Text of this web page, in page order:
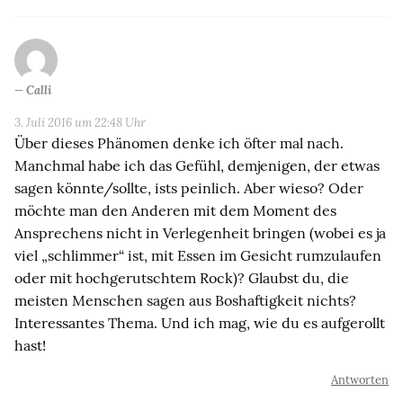
Calli
3. Juli 2016 um 22:48 Uhr
Über dieses Phänomen denke ich öfter mal nach.
Manchmal habe ich das Gefühl, demjenigen, der etwas
sagen könnte/sollte, ists peinlich. Aber wieso? Oder
möchte man den Anderen mit dem Moment des
Ansprechens nicht in Verlegenheit bringen (wobei es ja
viel „schlimmer“ ist, mit Essen im Gesicht rumzulaufen
oder mit hochgerutschtem Rock)? Glaubst du, die
meisten Menschen sagen aus Boshaftigkeit nichts?
Interessantes Thema. Und ich mag, wie du es aufgerollt
hast!
Antworten